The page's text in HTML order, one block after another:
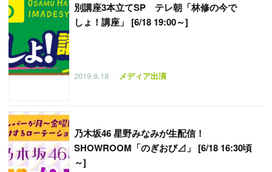
別講座3本立てSP テレ朝「林修の今で
しょ！講座」 [6/18 19:00～]
2019.6.18 メディア出演
乃木坂46 星野みなみが生配信！
SHOWROOM「のぎおび⊿」 [6/18 16:30頃
～]